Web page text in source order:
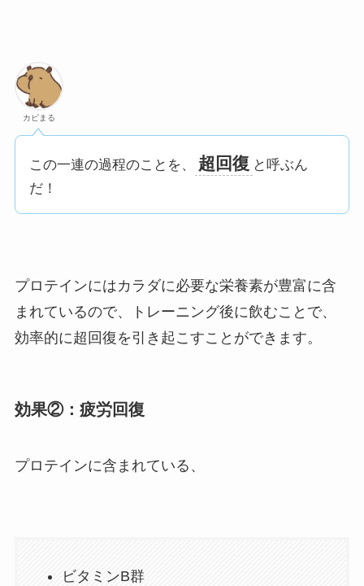
カピまる
この一連の過程のことを、 超回復 と呼ぶん
だ！
プロテインにはカラダに必要な栄養素が豊富に含
まれているので、トレーニング後に飲むことで、
効率的に超回復を引き起こすことができます。
効果②：疲労回復
プロテインに含まれている、
ビタミンB群